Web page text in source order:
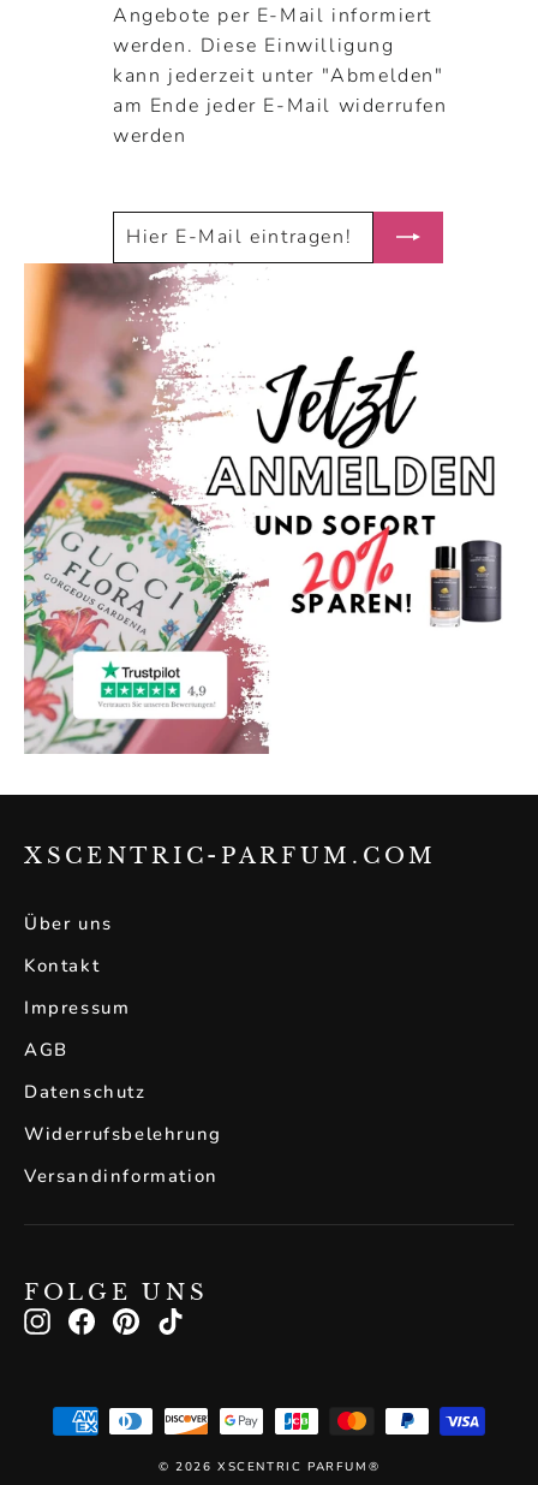
Angebote per E-Mail informiert
werden. Diese Einwilligung
kann jederzeit unter "Abmelden"
am Ende jeder E-Mail widerrufen
werden
HIER
E-
EINTRAGEN!
ABONNIEREN
XSCENTRIC-PARFUM.COM
Über uns
Kontakt
Impressum
AGB
Datenschutz
Widerrufsbelehrung
Versandinformation
FOLGE UNS
Instagram
FacebookPinterest
© 2026 XSCENTRIC PARFUM®